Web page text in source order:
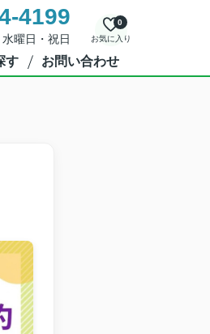
4199
曜日・祝日 お気に入り
0
す お問い合わせ